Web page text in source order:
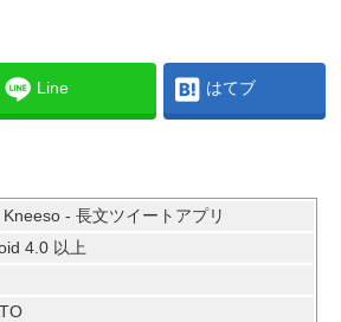
Line はてブ
- 長文ツイートアプリ
4.0 以上